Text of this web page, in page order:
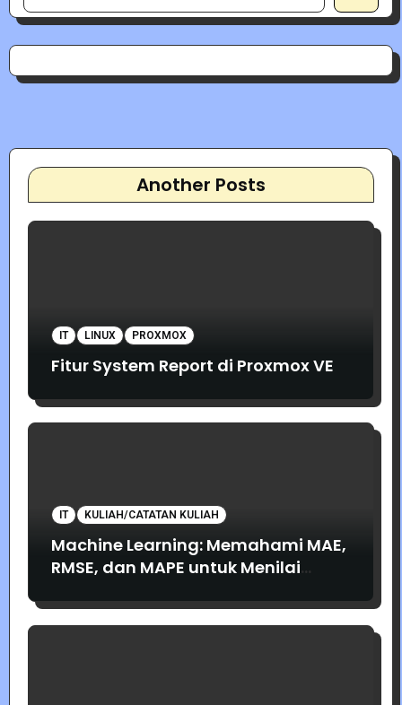
Another Posts
IT LINUX PROXMOX
Fitur System Report di Proxmox VE
IT KULIAH/CATATAN KULIAH
Machine Learning: Memahami MAE,
RMSE, dan MAPE untuk Menilai